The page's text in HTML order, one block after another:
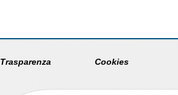
Trasparenza Cookies